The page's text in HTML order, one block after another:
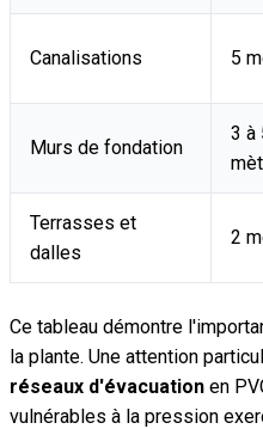
Canalisations 5
Murs de fondation
3 à
Terrasses et
dalles
2
Ce tableau démontre
la plante. Une attention
réseaux d'évacuation en
vulnérables à la pression